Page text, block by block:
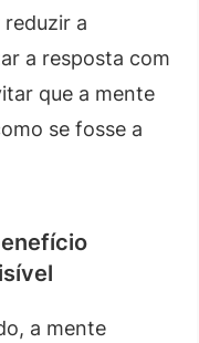
a
a resposta com
que a mente
se fosse a
a mente